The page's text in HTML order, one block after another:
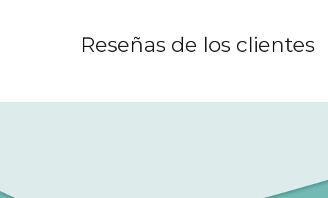
Reseñas de los clientes